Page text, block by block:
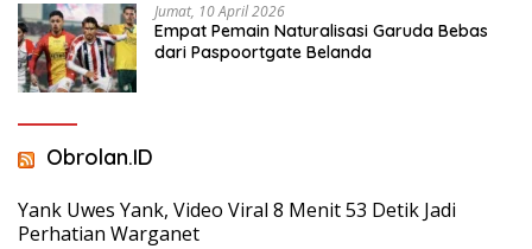
Jumat, 10 April 2026
Empat Pemain Naturalisasi Garuda Bebas
dari Paspoortgate Belanda
Obrolan.ID
Yank Uwes Yank, Video Viral 8 Menit 53 Detik Jadi
Perhatian Warganet